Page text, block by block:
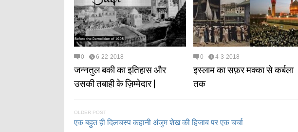
0 6-22-2018
जन्नतुल बकी का इतिहास और
उसकी तबाही के ज़िम्मेदार |
0 4-3-2018
इस्लाम का सफ़र मक्का से कर्बला
तक
OLDER POST
एक बहुत ही दिलचस्प कहानी अंजुम शेख की हिजाब पर एक चर्चा